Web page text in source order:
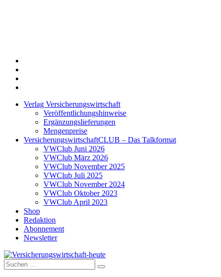
Verlag Versicherungswirtschaft
Veröffentlichungshinweise
Ergänzungslieferungen
Mengenpreise
VersicherungswirtschaftCLUB – Das Talkformat
VWClub Juni 2026
VWClub März 2026
VWClub November 2025
VWClub Juli 2025
VWClub November 2024
VWClub Oktober 2023
VWClub April 2023
Shop
Redaktion
Abonnement
Newsletter
Versicherungswirtschaft-heute
Suche
nach: